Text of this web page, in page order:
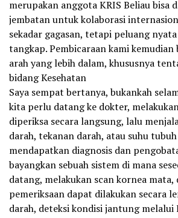
merupakan anggota KRIS Beliau bisa
jembatan untuk kolaborasi
sekadar gagasan, tetapi peluang
tangkap. Pembicaraan kami kemudian
arah yang lebih dalam, khususnya
bidang Kesehatan
Saya sempat bertanya, bukankah
kita perlu datang ke dokter,
diperiksa secara langsung, lalu
darah, tekanan darah, atau suhu
mendapatkan diagnosis dan
bayangkan sebuah sistem di mana
datang, melakukan scan kornea mata,
pemeriksaan dapat dilakukan secara
darah, deteksi kondisi jantung melalui